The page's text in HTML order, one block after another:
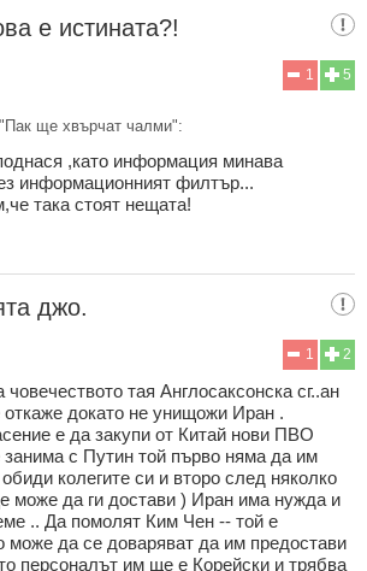
е истината?!
5
1
ще хвърчат чалми":
,като информация минава
информационният филтър...
така стоят нещата!
джо.
2
1
тая Англосаксонска сг..ан
откаже докато не унищожи Иран .
е да закупи от Китай нови ПВО
с Путин той първо няма да им
колегите си и второ след няколко
може да ги достави ) Иран има нужда и
.. Да помолят Ким Чен -- той е
може да се доваряват да им предостави
персоналът им ще е Корейски и трябва